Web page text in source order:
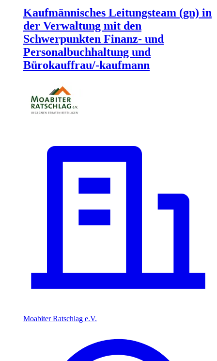
Kaufmännisches Leitungsteam (gn) in
der Verwaltung mit den
Schwerpunkten Finanz- und
Personalbuchhaltung und
Bürokauffrau/-kaufmann
Moabiter Ratschlag e.V.